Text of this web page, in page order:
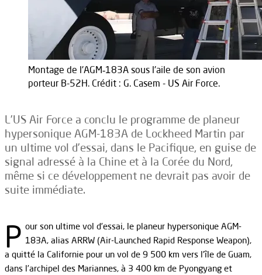
Montage de l'AGM‑183A sous l'aile de son avion
porteur B-52H. Crédit : G. Casem - US Air Force.
L’US Air Force a conclu le programme de planeur
hypersonique AGM-183A de Lockheed Martin par
un ultime vol d’essai, dans le Pacifique, en guise de
signal adressé à la Chine et à la Corée du Nord,
même si ce développement ne devrait pas avoir de
suite immédiate.
P our son ultime vol d’essai, le planeur hypersonique AGM-
183A, alias ARRW (Air-Launched Rapid Response Weapon),
a quitté la Californie pour un vol de 9 500 km vers l’île de Guam,
dans l’archipel des Mariannes, à 3 400 km de Pyongyang et